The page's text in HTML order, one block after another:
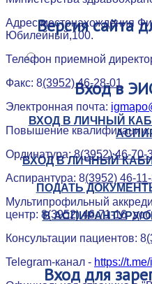
Версиясайта
Версия
Входв
ВХОД В ЛИЧНЫЙ
ВХОД В ЛИЧНЫЙ
ПОДАТЬ
В АСПИРАНТУРУ/
Входдля
Адрес местонахождения
Юбилейный,100.
Телефон приемной
Факс: 8(3952) 46-28-01
Электронная почта:
Повышение квалификации:
Ординатура: 8(3952) 46-70-
Аспирантура: 8(3952) 46-
Мультипрофильный
центр: 8(3952) 46-71-16
Консультации пациентов: 8
Telegram-канал - https://